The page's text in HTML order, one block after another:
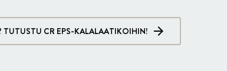
TUTUSTU CR EPS-KALALAATIKOIHIN!